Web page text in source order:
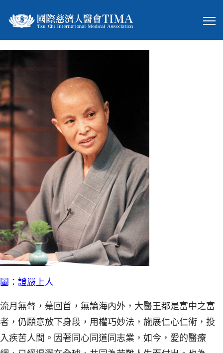
圖：證嚴上人
流月無聲，驀回首，無論海內外，大醫王都是富中之富
者，仍願意放下身段，用權巧妙法，施展仁心仁術，投
入疾苦人間。因著同心同道同志業，如今，愛的醫療